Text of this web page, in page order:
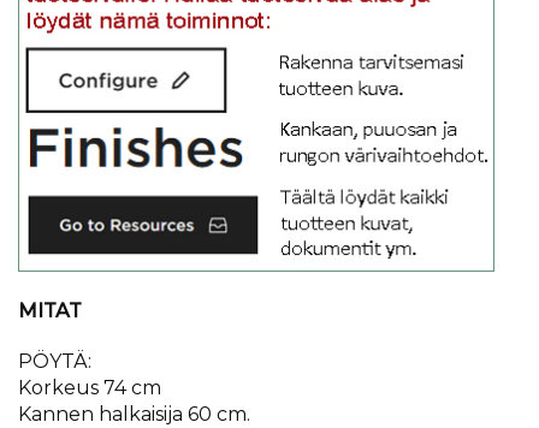
MITAT
PÖYTÄ:
Korkeus 74 cm
Kannen halkaisija 60 cm.